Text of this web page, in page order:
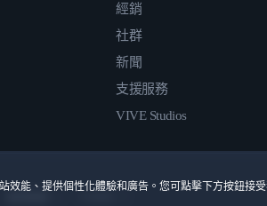
效能、提供個性化體驗和廣告。您可點擊下方按鈕接
經銷
社群
新聞
支援服務
VIVE Studios